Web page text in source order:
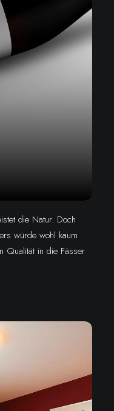
die Natur. Doch
würde wohl kaum
Qualität in die Fässer